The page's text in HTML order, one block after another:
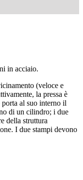
in acciaio.
(veloce e
la pressa è
al suo interno il
di un cilindro; i due
della struttura
I due stampi devono